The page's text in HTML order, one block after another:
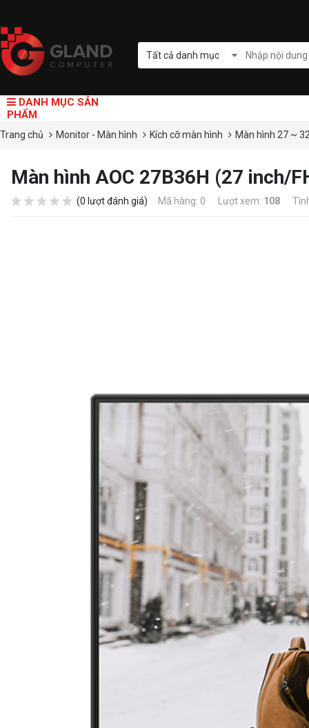
Tất cả danh mục
DANH MỤC SẢN
PHẨM
Trang chủ Monitor - Màn hình Kích cỡ màn hình Màn hình 27 ~
Màn hình AOC 27B36H (27 inch/
(0 lượt đánh giá) Mã hàng: 0 Lượt xem: 108